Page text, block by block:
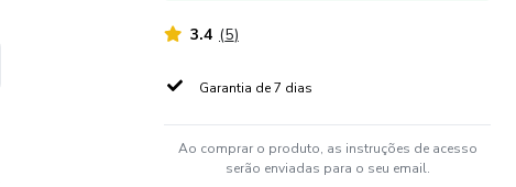
3.4 (5)
Garantia de 7 dias
Ao comprar o produto, as instruções de acesso
serão enviadas para o seu email.